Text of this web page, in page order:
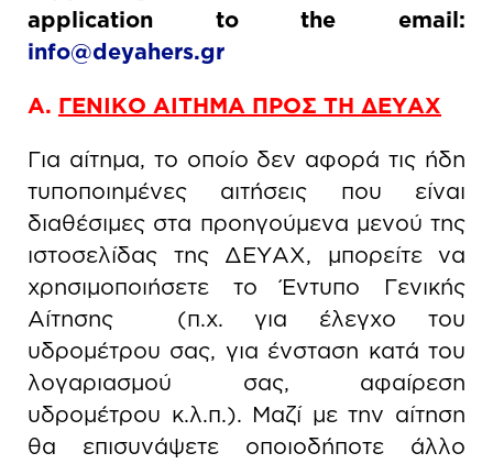
application to the email:
info@deyahers.gr
Α. ΓΕΝΙΚΟ ΑΙΤΗΜΑ ΠΡΟΣ ΤΗ ΔΕΥΑΧ
Για αίτημα, το οποίο δεν αφορά τις ήδη
τυποποιημένες αιτήσεις που είναι
διαθέσιμες στα προηγούμενα μενού της
ιστοσελίδας της ΔΕΥΑΧ, μπορείτε να
χρησιμοποιήσετε το Έντυπο Γενικής
Αίτησης (π.χ. για έλεγχο του
υδρομέτρου σας, για ένσταση κατά του
λογαριασμού σας, αφαίρεση
υδρομέτρου κ.λ.π.). Μαζί με την αίτηση
θα επισυνάψετε οποιοδήποτε άλλο